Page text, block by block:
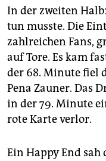
In der zweiten
tun musste. Die
zahlreichen Fans,
auf Tore. Es kam
der 68. Minute fiel
Pena Zauner. Das
in der 79. Minute
rote Karte verlor.
Ein Happy End